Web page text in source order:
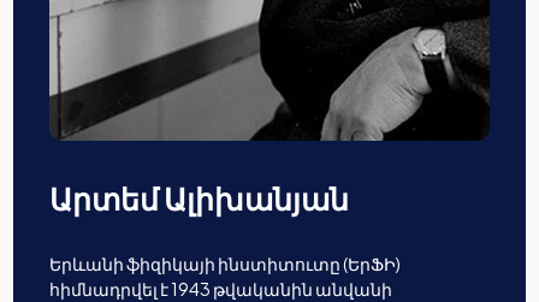
Արտեմ Ալիխանյան
Երևանի ֆիզիկայի ինստիտուտը (ԵրՖԻ)
հիմնադրվել է 1943 թվականին անվանի